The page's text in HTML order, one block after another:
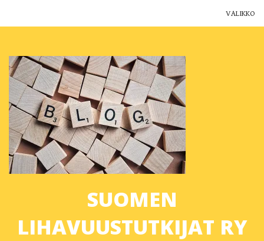
VALIKKO
Jäsenyys
Ajankohtaista
Yhteystiedot
Muut yhdistykset
Lihavuustutkimus Suomessa
Blogi
SUOMEN
LIHAVUUSTUTKIJAT RY